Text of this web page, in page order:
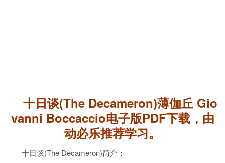
十日谈(The Decameron)薄伽丘 Gio
vanni Boccaccio电子版PDF下载，由
动必乐推荐学习。
十日谈(The Decameron)简介：